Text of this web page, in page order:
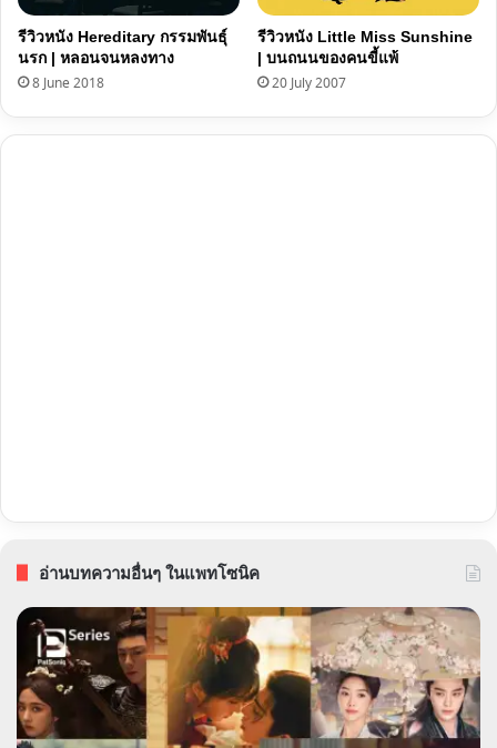
รีวิวหนัง Hereditary กรรมพันธุ์
นรก | หลอนจนหลงทาง
8 June 2018
รีวิวหนัง Little Miss Sunshine
| บนถนนของคนขี้แพ้
20 July 2007
อ่านบทความอื่นๆ ในแพทโซนิค